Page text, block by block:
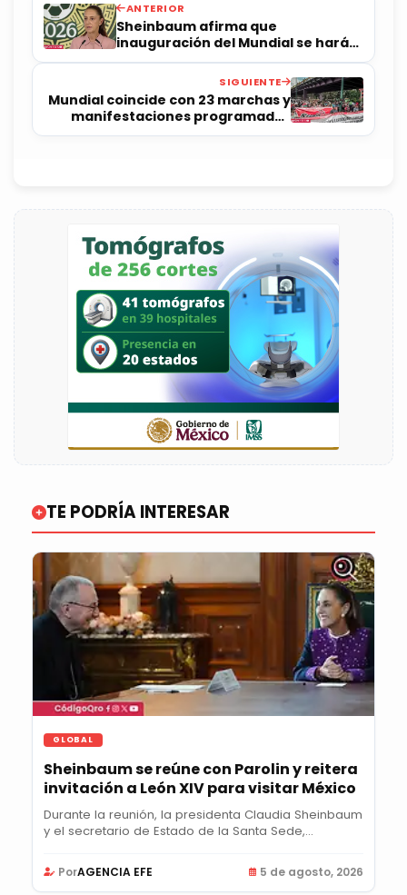
ANTERIOR
Sheinbaum afirma que
inauguración del Mundial se hará
“sin problema”
SIGUIENTE
Mundial coincide con 23 marchas y
manifestaciones programadas
este jueves
TE PODRÍA INTERESAR
GLOBAL
Sheinbaum se reúne con Parolin y reitera
invitación a León XIV para visitar México
Durante la reunión, la presidenta Claudia Sheinbaum
y el secretario de Estado de la Santa Sede,...
PorAGENCIA EFE 5 de agosto, 2026